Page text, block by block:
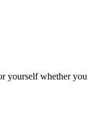
yourself whether you